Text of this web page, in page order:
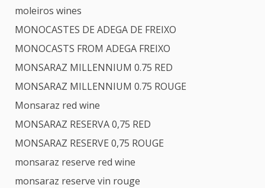
moleiros wines
MONOCASTES DE ADEGA DE FREIXO
MONOCASTS FROM ADEGA FREIXO
MONSARAZ MILLENNIUM 0.75 RED
MONSARAZ MILLENNIUM 0.75 ROUGE
Monsaraz red wine
MONSARAZ RESERVA 0,75 RED
MONSARAZ RESERVE 0,75 ROUGE
monsaraz reserve red wine
monsaraz reserve vin rouge